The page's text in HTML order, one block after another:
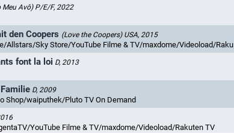
Meu Avô) P/E/F, 2022
den Coopers (Love the Coopers) USA, 2015
Sky Store/YouTube Filme & TV/maxdome/Videoload/Rakuten TV
font la loi D, 2013
D, 2009
Shop/waiputhek/Pluto TV On Demand
YouTube Filme & TV/maxdome/Videoload/Rakuten TV